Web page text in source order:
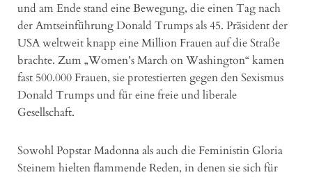
und am Ende stand eine Bewegung, die einen Tag nach
der Amtseinführung Donald Trumps als 45. Präsident der
USA weltweit knapp eine Million Frauen auf die Straße
brachte. Zum „Women’s March on Washington“ kamen
fast 500.000 Frauen, sie protestierten gegen den Sexismus
Donald Trumps und für eine freie und liberale
Gesellschaft.
Sowohl Popstar Madonna als auch die Feministin Gloria
Steinem hielten flammende Reden, in denen sie sich für